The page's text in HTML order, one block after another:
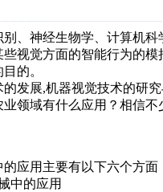
、神经生物学、计算机
视觉方面的智能行为的
的。
发展,机器视觉技术的研
领域有什么应用？相信
应用主要有以下六个方面
中的应用